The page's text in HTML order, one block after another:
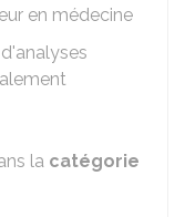
en médecine
la catégorie